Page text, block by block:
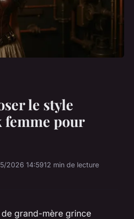
le style
femme pour
2026 14:5912 min de lecture
de grand-mère grince